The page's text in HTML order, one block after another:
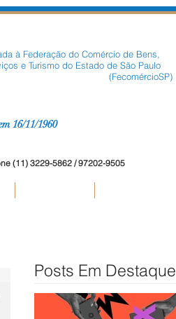
à Federação do Comércio de Bens,
e Turismo do Estado de São Paulo
16/11/1960
(11) 3229-5862 / 97202-9505
Posts Em Destaque